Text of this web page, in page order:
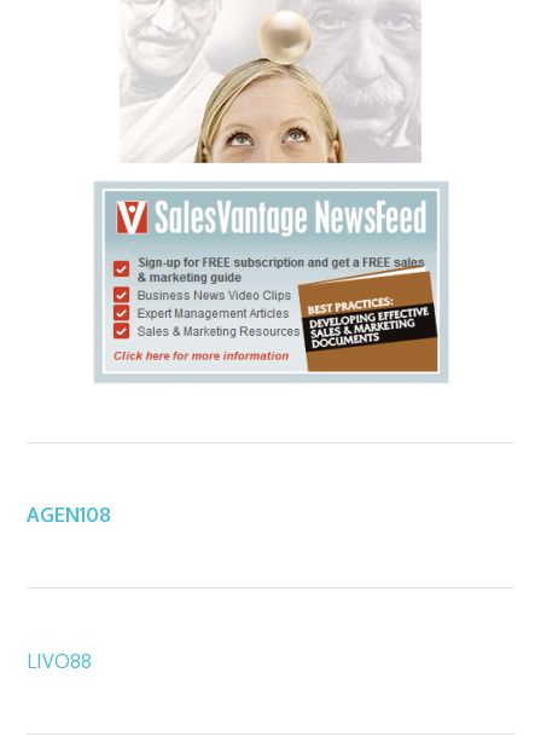
AGEN108
LIVO88